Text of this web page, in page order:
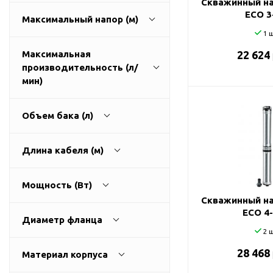
давления
насосы фланцевые
Циркуляционные
насосы (сухой ротор)
давления
насосы для ГВС
Насосы для фонтана и
Фонтанные насосы
Максимальный напор (м)
1
Максимальная
производительность (л/
мин)
Объем бака (л)
Длина кабеля (м)
Мощность (Вт)
Диаметр фланца
Материал корпуса
Скважинный
ECO
1
22 624
Скважинный
ECO
2
28 468